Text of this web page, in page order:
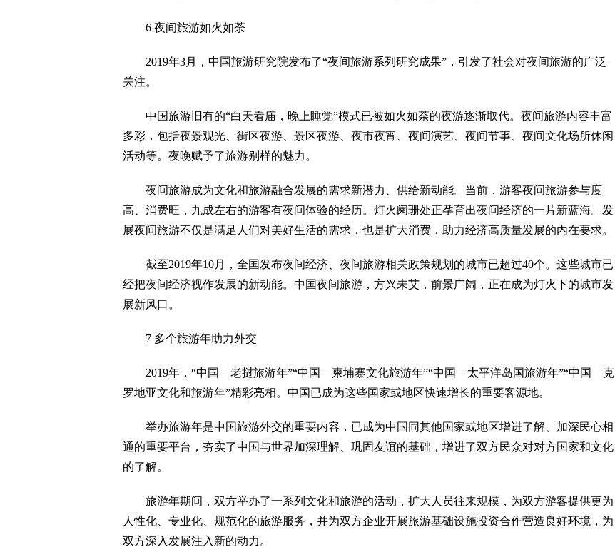
6 夜间旅游如火如荼
2019年3月，中国旅游研究院发布了“夜间旅游系列研究成果”，引发了社会对夜间旅游的广泛
关注。
中国旅游旧有的“白天看庙，晚上睡觉”模式已被如火如荼的夜游逐渐取代。夜间旅游内容丰富
多彩，包括夜景观光、街区夜游、景区夜游、夜市夜宵、夜间演艺、夜间节事、夜间文化场所休闲
活动等。夜晚赋予了旅游别样的魅力。
夜间旅游成为文化和旅游融合发展的需求新潜力、供给新动能。当前，游客夜间旅游参与度
高、消费旺，九成左右的游客有夜间体验的经历。灯火阑珊处正孕育出夜间经济的一片新蓝海。发
展夜间旅游不仅是满足人们对美好生活的需求，也是扩大消费，助力经济高质量发展的内在要求。
截至2019年10月，全国发布夜间经济、夜间旅游相关政策规划的城市已超过40个。这些城市已
经把夜间经济视作发展的新动能。中国夜间旅游，方兴未艾，前景广阔，正在成为灯火下的城市发
展新风口。
7 多个旅游年助力外交
2019年，“中国—老挝旅游年”“中国—柬埔寨文化旅游年”“中国—太平洋岛国旅游年”“中国—克
罗地亚文化和旅游年”精彩亮相。中国已成为这些国家或地区快速增长的重要客源地。
举办旅游年是中国旅游外交的重要内容，已成为中国同其他国家或地区增进了解、加深民心相
通的重要平台，夯实了中国与世界加深理解、巩固友谊的基础，增进了双方民众对对方国家和文化
的了解。
旅游年期间，双方举办了一系列文化和旅游的活动，扩大人员往来规模，为双方游客提供更为
人性化、专业化、规范化的旅游服务，并为双方企业开展旅游基础设施投资合作营造良好环境，为
双方深入发展注入新的动力。